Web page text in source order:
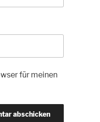
für meinen